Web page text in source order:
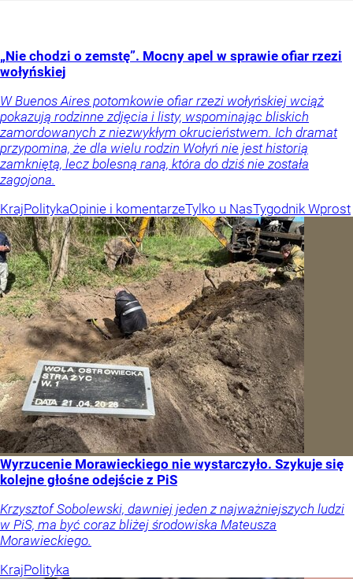
„Nie chodzi o zemstę”. Mocny apel w sprawie ofiar rzezi
wołyńskiej
W Buenos Aires potomkowie ofiar rzezi wołyńskiej wciąż
pokazują rodzinne zdjęcia i listy, wspominając bliskich
zamordowanych z niezwykłym okrucieństwem. Ich dramat
przypomina, że dla wielu rodzin Wołyń nie jest historią
zamkniętą, lecz bolesną raną, która do dziś nie została
zagojona.
KrajPolitykaOpinie i komentarzeTylko u NasTygodnik Wprost
Wyrzucenie Morawieckiego nie wystarczyło. Szykuje się
kolejne głośne odejście z PiS
Krzysztof Sobolewski, dawniej jeden z najważniejszych ludzi
w PiS, ma być coraz bliżej środowiska Mateusza
Morawieckiego.
KrajPolityka